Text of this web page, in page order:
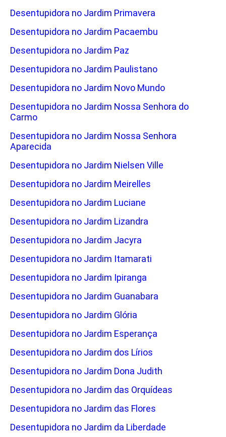
Desentupidora no Jardim Primavera
Desentupidora no Jardim Pacaembu
Desentupidora no Jardim Paz
Desentupidora no Jardim Paulistano
Desentupidora no Jardim Novo Mundo
Desentupidora no Jardim Nossa Senhora do
Carmo
Desentupidora no Jardim Nossa Senhora
Aparecida
Desentupidora no Jardim Nielsen Ville
Desentupidora no Jardim Meirelles
Desentupidora no Jardim Luciane
Desentupidora no Jardim Lizandra
Desentupidora no Jardim Jacyra
Desentupidora no Jardim Itamarati
Desentupidora no Jardim Ipiranga
Desentupidora no Jardim Guanabara
Desentupidora no Jardim Glória
Desentupidora no Jardim Esperança
Desentupidora no Jardim dos Lírios
Desentupidora no Jardim Dona Judith
Desentupidora no Jardim das Orquídeas
Desentupidora no Jardim das Flores
Desentupidora no Jardim da Liberdade